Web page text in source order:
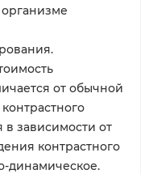
от обычной
в зависимости от
контрастного
динамическое.